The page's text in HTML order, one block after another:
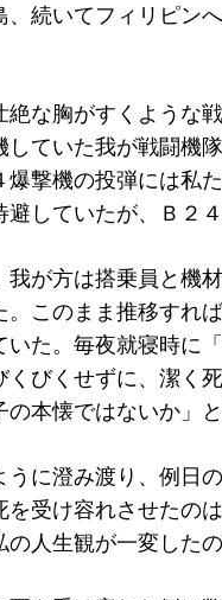
続いてフィリピン
な胸がすくような
していた我が戦闘機
爆撃機の投弾には私
していたが、Ｂ２
我が方は搭乗員と機
。このまま推移すれ
いた。毎夜就寝時に
くびくせずに、潔く
本懐ではないか」
に澄み渡り、例日
を受け容れさせたの
人生観が一変した